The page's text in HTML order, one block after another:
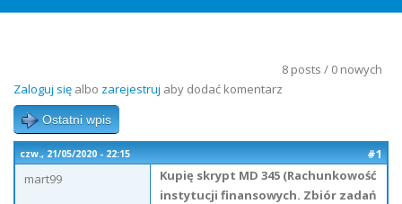
8 posts / 0 nowych
Zaloguj się albo zarejestruj aby dodać komentarz
Ostatni wpis
czw., 21/05/2020 - 22:15
#1
mart99
Kupię skrypt MD 345 (Rachunkowość
instytucji finansowych. Zbiór zadań